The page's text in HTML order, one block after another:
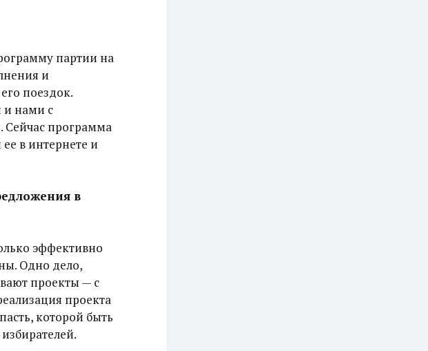
партии на
и
поездок.
и нами с
Сейчас программа
в интернете и
в
эффективно
Одно дело,
проекты — с
проекта
которой быть